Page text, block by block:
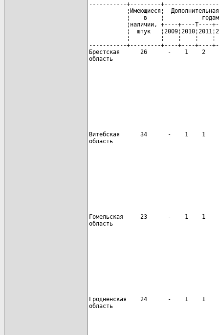
-----------+---------
¦Имеющиеся¦
¦    в    ¦
¦наличии, +----+----T----
¦  штук
¦         ¦    ¦    ¦
-----------+---------+----+----+----
Брестская      26      -    1    2
область
Витебская      34      -    1    1
область
Гомельская     23      -    1
область
Гродненская    24      -    1
область